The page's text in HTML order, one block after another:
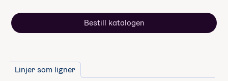
Bestill katalogen
Linjer som ligner